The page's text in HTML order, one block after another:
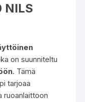
NILS
on suunniteltu
. Tämä
tarjoaa
ruoanlaittoon